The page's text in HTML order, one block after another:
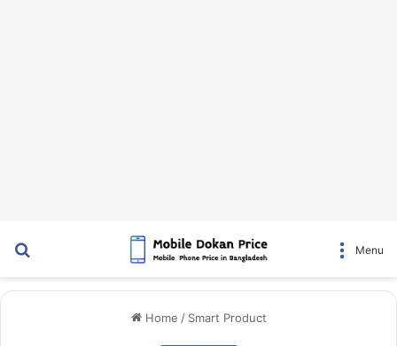
Menu
Home / Smart Product